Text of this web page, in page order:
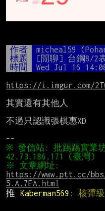
作者 micheal59
標題
[閒聊] 台鋼8/2
時間
Wed Jul 16
https://i.imgur.com/
其實還有其他人
不過只認識張棋惠XD
※ 發信站: 批踢踢實業
https://www.ptt.cc/bbs/
5.A.7EA.html
推
Kaberman569 : 核彈